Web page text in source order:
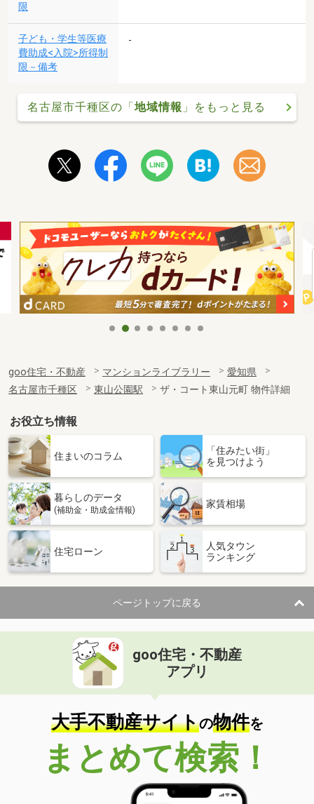
限
子ども・学生等医療
費助成<入院>所得制
限－備考
-
名古屋市千種区の「地域情報 」をもっと見る
goo住宅・不動産 マンションライブラリー
愛知県
名古屋市千種区
東山公園駅 ザ・コート東山元町 物件詳細
お役立ち情報
住まいのコラム
「住みたい街」
を見つけよう
暮らしのデータ
(補助金・助成金情報)
家賃相場
住宅ローン
人気タウン
ランキング
ページトップに戻る
goo住宅・不動産
アプリ
大手不動産サイトの物件を
まとめて検索！